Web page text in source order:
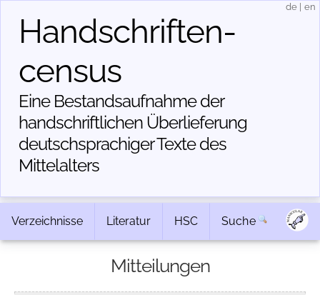
Handschriften­
census
Eine Bestandsaufnahme der
handschriftlichen Über­lieferung
deutschsprachiger Texte des
Mittelalters
de en
Verzeichnisse Literatur HSC Suche
Mitteilungen